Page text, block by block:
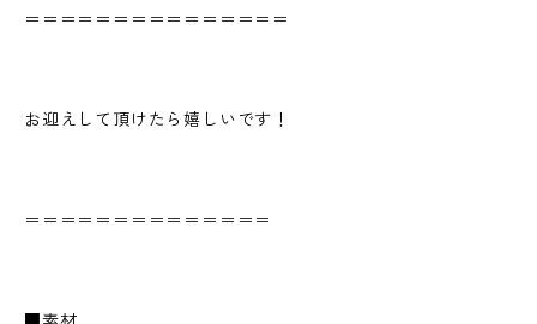
＝＝＝＝＝＝＝＝＝＝＝＝＝＝＝
お迎えして頂けたら嬉しいです！
＝＝＝＝＝＝＝＝＝＝＝＝＝＝